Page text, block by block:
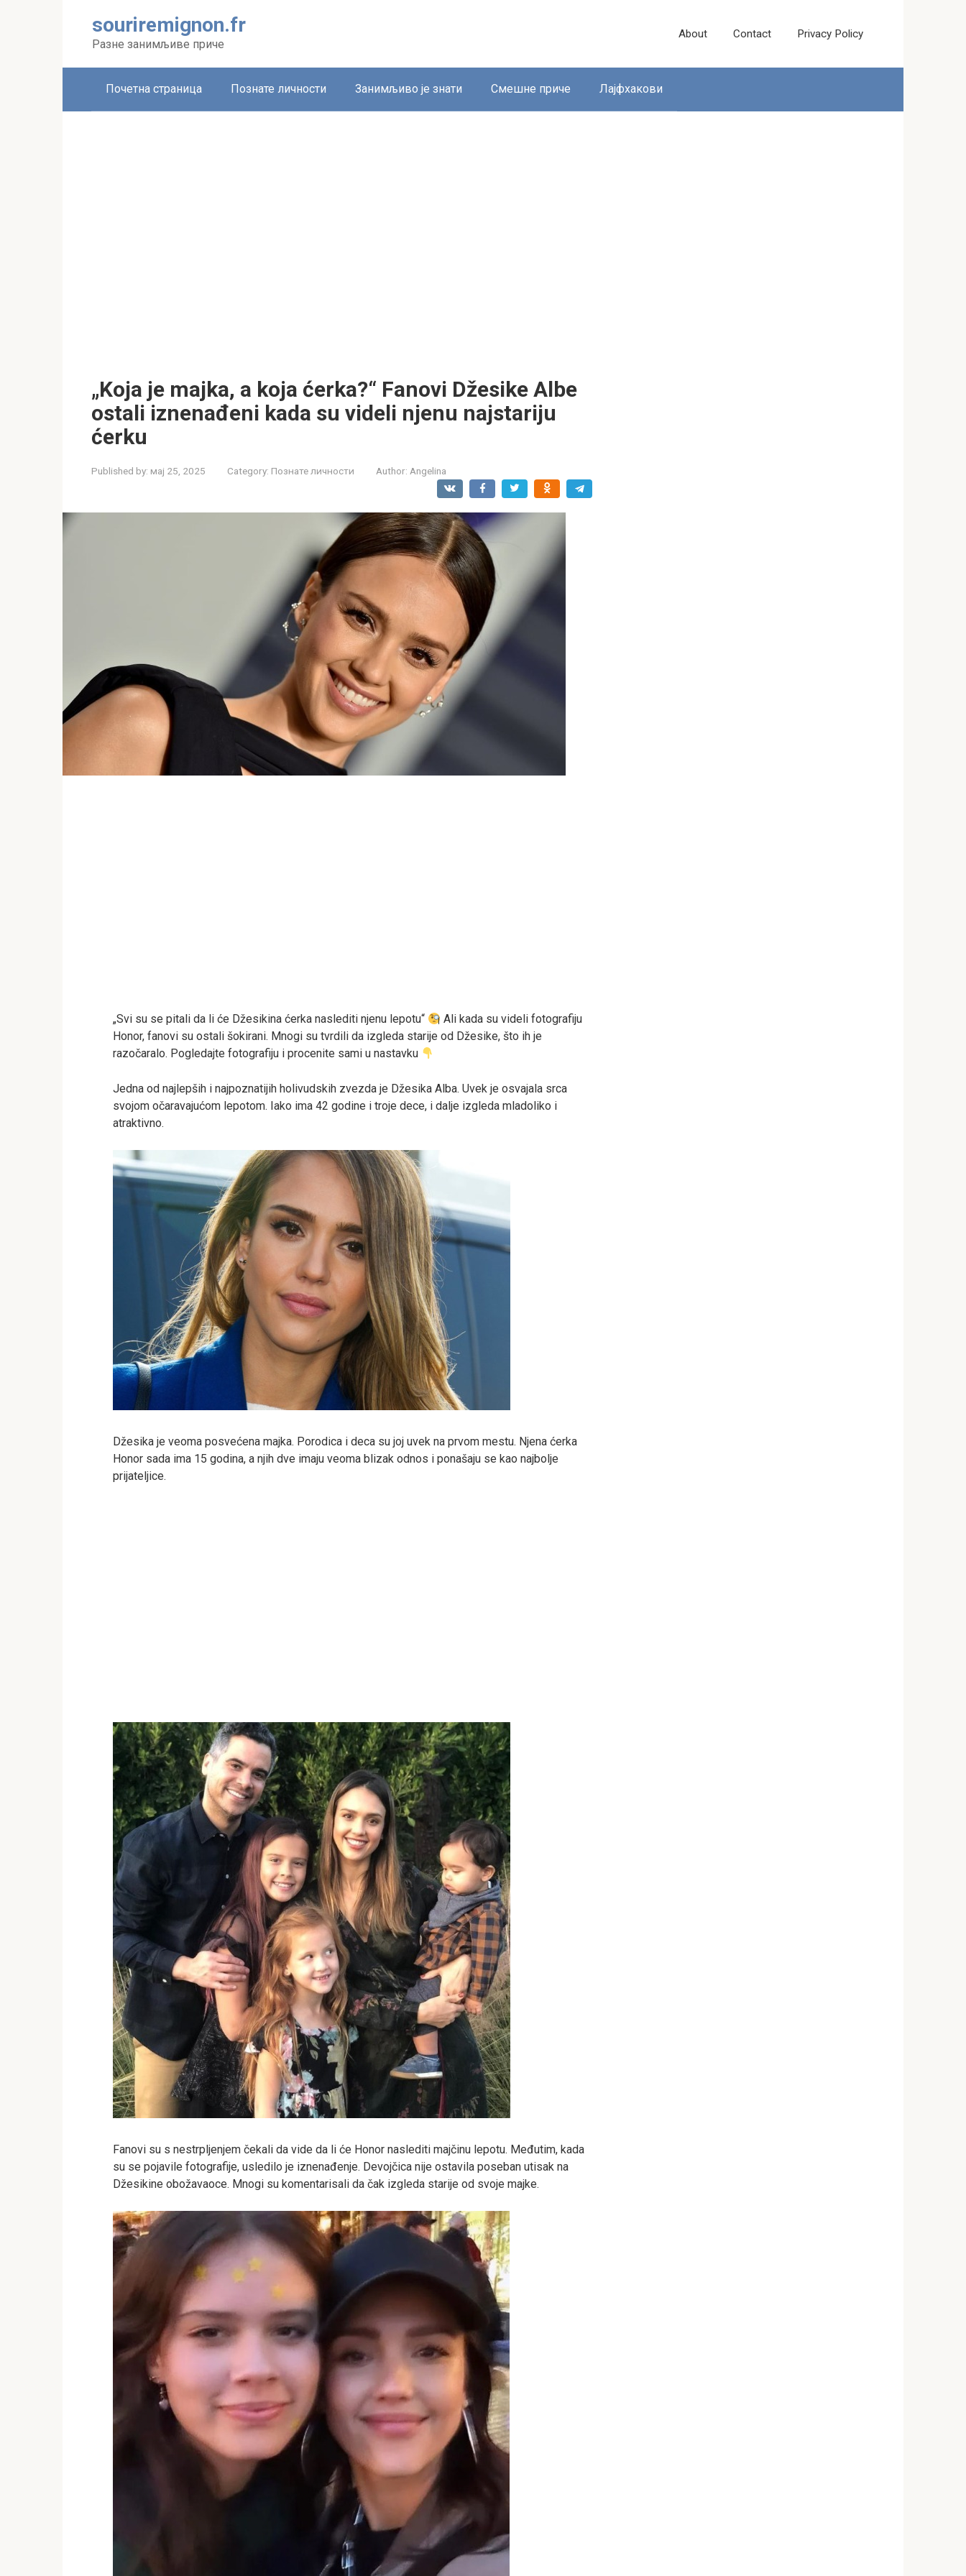
souriremignon.fr
Разне занимљиве приче
About Contact Privacy Policy
Почетна страница Познате личности Занимљиво је знати Смешне приче Лајфхакови
„Koja je majka, a koja ćerka?“ Fanovi Džesike Albe
ostali iznenađeni kada su videli njenu najstariju
ćerku
Published by: мај 25, 2025 Category: Познате личности Author: Angelina
„Svi su se pitali da li će Džesikina ćerka naslediti njenu lepotu“
Ali kada su videli fotografiju
Honor, fanovi su ostali šokirani. Mnogi su tvrdili da izgleda starije od Džesike, što ih je
razočaralo. Pogledajte fotografiju i procenite sami u nastavku
Jedna od najlepših i najpoznatijih holivudskih zvezda je Džesika Alba. Uvek je osvajala srca
svojom očaravajućom lepotom. Iako ima 42 godine i troje dece, i dalje izgleda mladoliko i
atraktivno.
Džesika je veoma posvećena majka. Porodica i deca su joj uvek na prvom mestu. Njena ćerka
Honor sada ima 15 godina, a njih dve imaju veoma blizak odnos i ponašaju se kao najbolje
prijateljice.
Fanovi su s nestrpljenjem čekali da vide da li će Honor naslediti majčinu lepotu. Međutim, kada
su se pojavile fotografije, usledilo je iznenađenje. Devojčica nije ostavila poseban utisak na
Džesikine obožavaoce. Mnogi su komentarisali da čak izgleda starije od svoje majke.